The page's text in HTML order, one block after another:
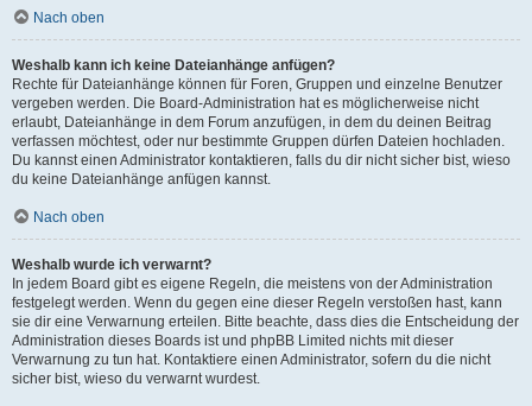
Nach oben
Weshalb kann ich keine Dateianhänge anfügen?
Rechte für Dateianhänge können für Foren, Gruppen und einzelne Benutzer
vergeben werden. Die Board-Administration hat es möglicherweise nicht
erlaubt, Dateianhänge in dem Forum anzufügen, in dem du deinen Beitrag
verfassen möchtest, oder nur bestimmte Gruppen dürfen Dateien hochladen.
Du kannst einen Administrator kontaktieren, falls du dir nicht sicher bist, wieso
du keine Dateianhänge anfügen kannst.
Nach oben
Weshalb wurde ich verwarnt?
In jedem Board gibt es eigene Regeln, die meistens von der Administration
festgelegt werden. Wenn du gegen eine dieser Regeln verstoßen hast, kann
sie dir eine Verwarnung erteilen. Bitte beachte, dass dies die Entscheidung der
Administration dieses Boards ist und phpBB Limited nichts mit dieser
Verwarnung zu tun hat. Kontaktiere einen Administrator, sofern du die nicht
sicher bist, wieso du verwarnt wurdest.